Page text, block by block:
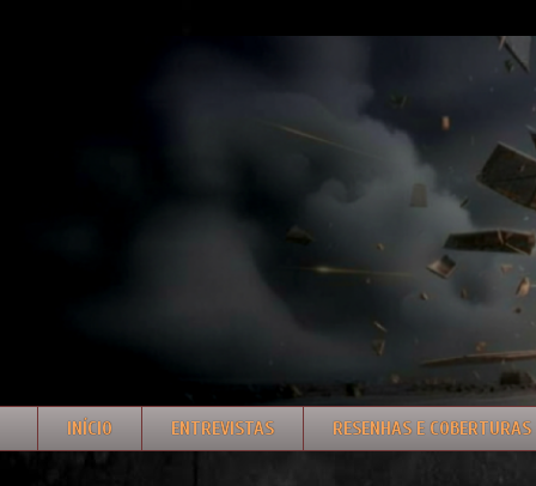
INÍCIO ENTREVISTAS RESENHAS E COBERTURAS